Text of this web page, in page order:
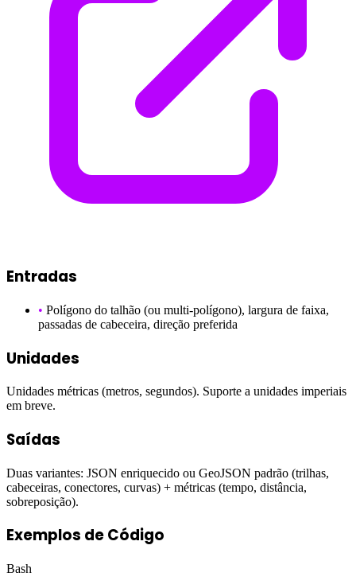
Entradas
• Polígono do talhão (ou multi-polígono), largura de faixa,
passadas de cabeceira, direção preferida
Unidades
Unidades métricas (metros, segundos). Suporte a unidades imperiais
em breve.
Saídas
Duas variantes: JSON enriquecido ou GeoJSON padrão (trilhas,
cabeceiras, conectores, curvas) + métricas (tempo, distância,
sobreposição).
Exemplos de Código
Bash